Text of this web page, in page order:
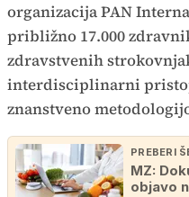
organizacija PAN
približno 17.000
zdravstvenih
interdisciplinarni
znanstveno
PREBERI
MZ:
objavo